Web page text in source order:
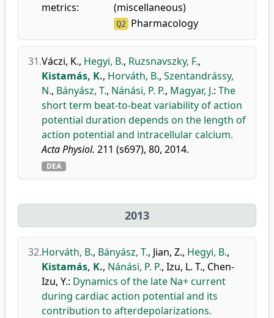
metrics:
(miscellaneous)
Q2 Pharmacology
31.Váczi, K., Hegyi, B., Ruzsnavszky, F.,
Kistamás, K., Horváth, B., Szentandrássy,
N., Bányász, T., Nánási, P. P., Magyar, J.: The
short term beat-to-beat variability of action
potential duration depends on the length of
action potential and intracellular calcium.
Acta Physiol. 211 (s697), 80, 2014.
DEA
2013
32.Horváth, B., Bányász, T., Jian, Z., Hegyi, B.,
Kistamás, K., Nánási, P. P., Izu, L. T., Chen-
Izu, Y.: Dynamics of the late Na+ current
during cardiac action potential and its
contribution to afterdepolarizations.